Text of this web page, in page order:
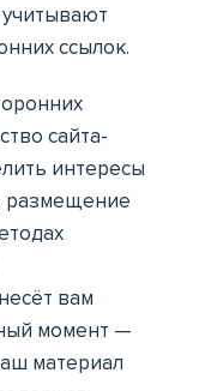
ссылок.
сайта-
интересы
размещение
вам
момент —
материал